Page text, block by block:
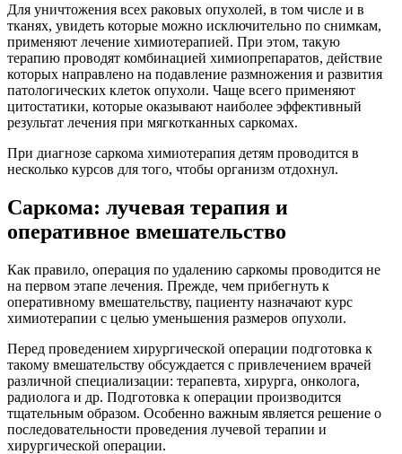
Для уничтожения всех раковых опухолей, в том числе и в
тканях, увидеть которые можно исключительно по снимкам,
применяют лечение химиотерапией. При этом, такую
терапию проводят комбинацией химиопрепаратов, действие
которых направлено на подавление размножения и развития
патологических клеток опухоли. Чаще всего применяют
цитостатики, которые оказывают наиболее эффективный
результат лечения при мягкотканных саркомах.
При диагнозе саркома химиотерапия детям проводится в
несколько курсов для того, чтобы организм отдохнул.
Саркома: лучевая терапия и
оперативное вмешательство
Как правило, операция по удалению саркомы проводится не
на первом этапе лечения. Прежде, чем прибегнуть к
оперативному вмешательству, пациенту назначают курс
химиотерапии с целью уменьшения размеров опухоли.
Перед проведением хирургической операции подготовка к
такому вмешательству обсуждается с привлечением врачей
различной специализации: терапевта, хирурга, онколога,
радиолога и др. Подготовка к операции производится
тщательным образом. Особенно важным является решение о
последовательности проведения лучевой терапии и
хирургической операции.